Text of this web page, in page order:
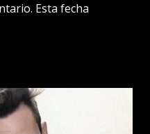
Esta fecha